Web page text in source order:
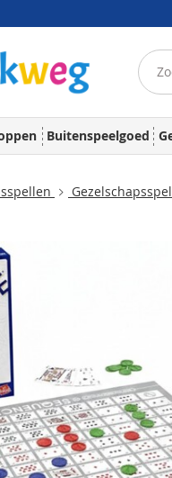
Buitenspeelgoed